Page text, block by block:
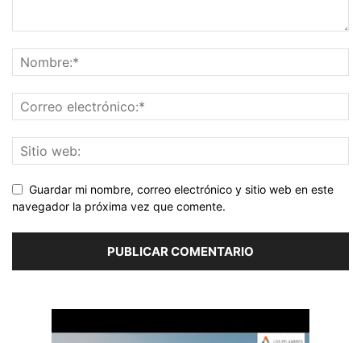
Guardar mi nombre, correo electrónico y sitio web en este
navegador la próxima vez que comente.